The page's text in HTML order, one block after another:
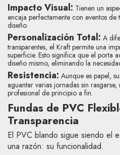
Impacto Visual: Tienen un
encaja perfectamente con eventos
diseño.
Personalización Total: A
transparentes, el Kraft permite una
superficie. Esto significa que el porta
diseño mismo, eliminando la
Resistencia: Aunque es papel,
aguantar varias jornadas sin
profesional de principio a fin.
Fundas de PVC
Transparencia
El PVC blando sigue siendo el
una razón: su funcionalidad.